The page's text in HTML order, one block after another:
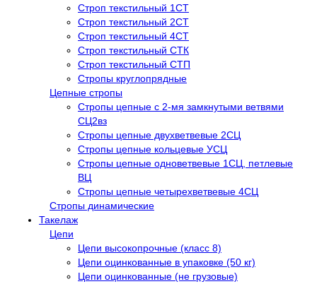
Строп текстильный 1СТ
Строп текстильный 2СТ
Строп текстильный 4СТ
Строп текстильный СТК
Строп текстильный СТП
Стропы круглопрядные
Цепные стропы
Стропы цепные с 2-мя замкнутыми ветвями
СЦ2вз
Стропы цепные двухветвевые 2СЦ
Стропы цепные кольцевые УСЦ
Стропы цепные одноветвевые 1СЦ, петлевые
ВЦ
Стропы цепные четырехветвевые 4СЦ
Стропы динамические
Такелаж
Цепи
Цепи высокопрочные (класс 8)
Цепи оцинкованные в упаковке (50 кг)
Цепи оцинкованные (не грузовые)